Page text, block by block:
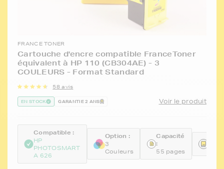
FRANCE TONER
Cartouche d'encre compatible FranceToner
équivalent à HP 110 (CB304AE) - 3
COULEURS - Format Standard
58 avis
EN STOCK GARANTIE 2 ANS Voir le produit
Compatible :
HP
PHOTOSMART
A 626
Option :
3
Couleurs
Capacité
:
55 pages